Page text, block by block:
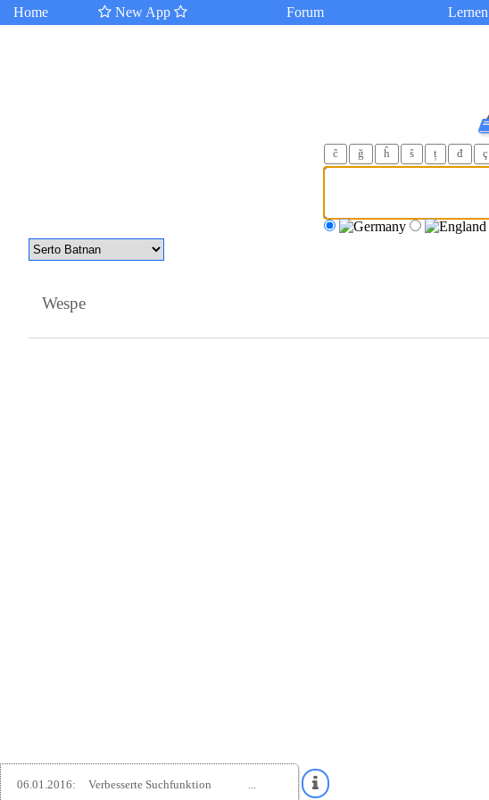
Home New App Forum Lernen
ĉ ğ ĥ ŝ ț đ ç
Wespe
06.01.2016: Verbesserte Suchfunktion ...